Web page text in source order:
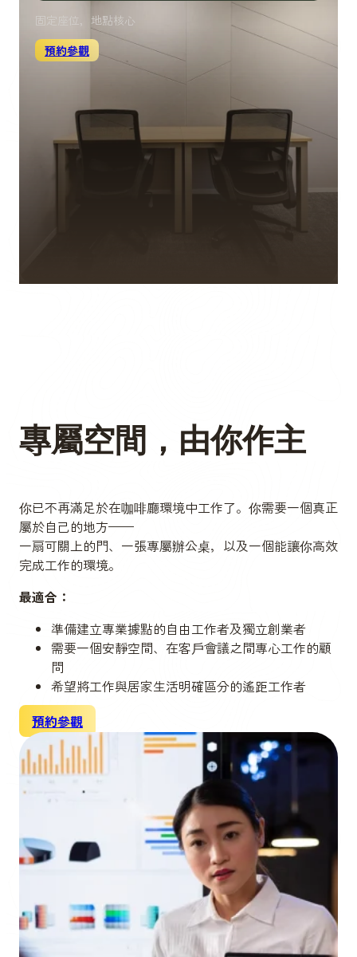
固定座位，地點核心
預約參觀
專屬空間，由你作主
你已不再滿足於在咖啡廳環境中工作了。你需要一個真正
屬於自己的地方——
一扇可關上的門、一張專屬辦公桌，以及一個能讓你高效
完成工作的環境。
最適合：
準備建立專業據點的自由工作者及獨立創業者
需要一個安靜空間、在客戶會議之間專心工作的顧
問
希望將工作與居家生活明確區分的遙距工作者
預約參觀